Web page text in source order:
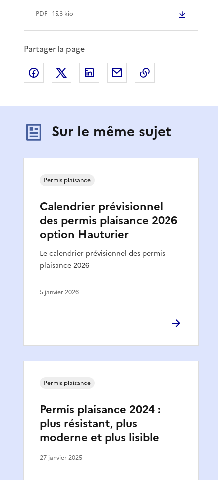
PDF- 15.3 kio
Partager la page
Partager sur Facebook
Partager sur XPartager sur LinkedIn
Partager par email
Sur le même sujet
Calendrier prévisionnel
des permis plaisance 2026
option Hauturier
Le calendrier prévisionnel des permis
plaisance 2026
Permis plaisance
5 janvier 2026
Permis plaisance 2024 :
plus résistant, plus
moderne et plus lisible
Permis plaisance
27 janvier 2025